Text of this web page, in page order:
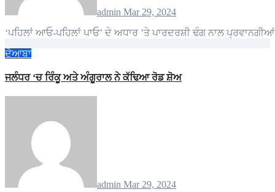
admin Mar 29, 2024
‘ਪਹਿਲਾਂ ਆਓ-ਪਹਿਲਾਂ ਪਾਓ’ ਦੇ ਅਧਾਰ ’ਤੇ ਪਾਰਦਰਸ਼ੀ ਢੰਗ ਨਾਲ
ਦੋਆਬਾ
ਜਲੰਧਰ ‘ਚ ਰਿੰਕੂ ਅਤੇ ਅੰਗੂਰਾਲ ਨੇ ਕੱਢਿਆ ਰੋਡ ਸ਼ੋਅ
admin Mar 29, 2024